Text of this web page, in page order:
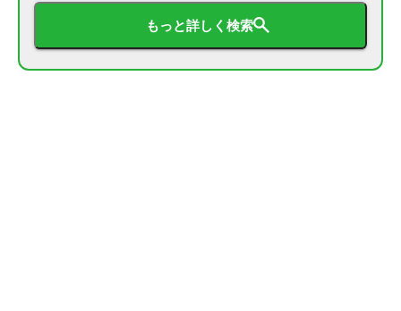
もっと詳しく検索